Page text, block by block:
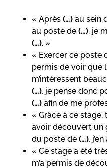
« Après (…) au sein
au poste de (…), je
(…). »
« Exercer ce poste
permis de voir que
m’intéressent
(…), je pense donc
(…) afin de me
« Grâce à ce
avoir découvert un
du poste de (…),
« Ce stage a été
m’a permis de